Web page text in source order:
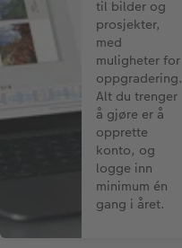
til bilder og
prosjekter,
med
muligheter for
oppgradering.
Alt du trenger
å gjøre er å
opprette
konto, og
logge inn
minimum én
gang i året.